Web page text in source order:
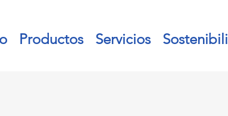
Productos Servicios